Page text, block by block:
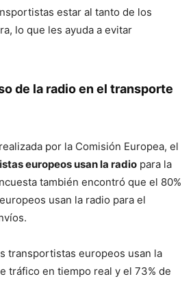
estar al tanto de los
lo que les ayuda a evitar
de la radio en el transporte
por la Comisión Europea, el
europeos usan la radio para la
también encontró que el 80%
usan la radio para el
transportistas europeos usan la
tráfico en tiempo real y el 73% de